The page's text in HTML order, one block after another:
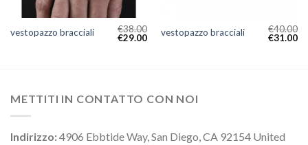
vestopazzo bracciali €38.00
€29.00 vestopazzo bracciali €40.00
€31.00
METTITI IN CONTATTO CON NOI
Indirizzo:4906 Ebbtide Way, San Diego, CA 92154 United